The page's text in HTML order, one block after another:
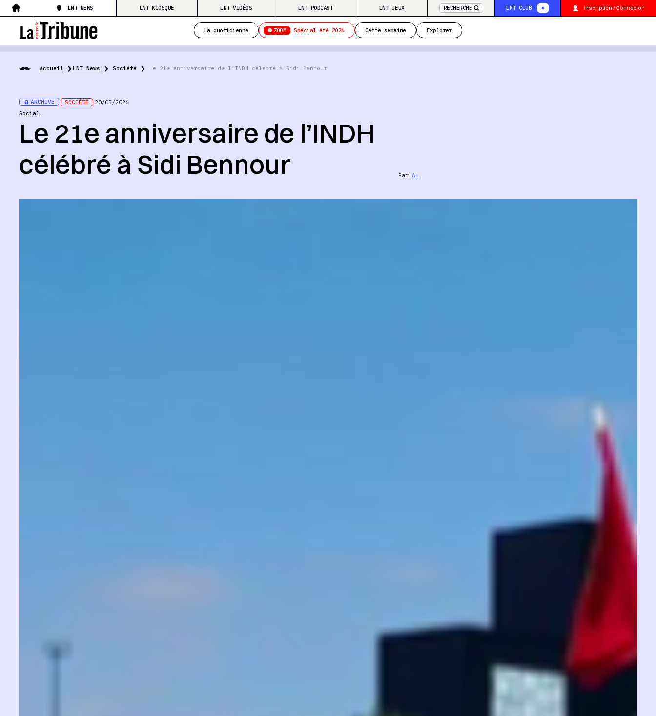
LNT NEWS LNT KIOSQUE LNT VIDÉOS LNT PODCAST LNT JEUX RECHERCHE LNT CLUB inscription / Connexion
La quotidienne ZOOM Spécial été 2026 Cette semaine Explorer
Accueil LNT News Société Le 21e anniversaire de l’INDH célébré à Sidi Bennour
ARCHIVE SOCIÉTÉ
20/05/2026
Social
Le 21e anniversaire de l’INDH
célébré à Sidi Bennour
Par AL